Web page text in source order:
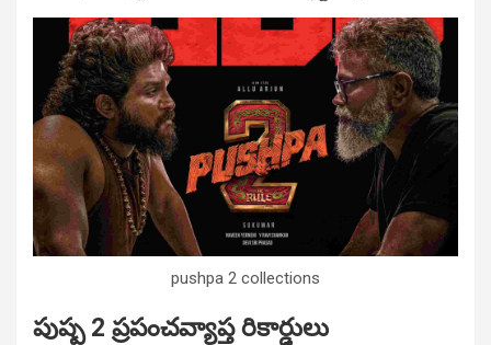
pushpa 2 collections
పుష్ప 2 ప్రపంచవ్యాప్త రికార్డులు